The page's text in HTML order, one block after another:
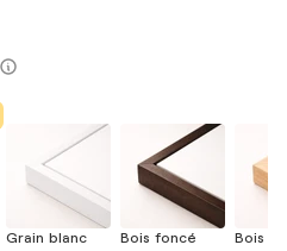
Grain blanc
Bois foncé
Bois